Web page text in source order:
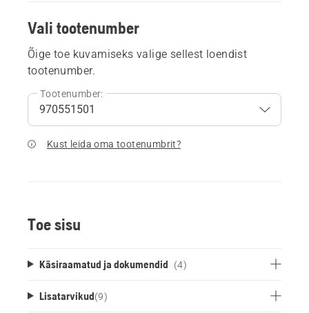
Vali tootenumber
Õige toe kuvamiseks valige sellest loendist
tootenumber.
Tootenumber:
Kust leida oma tootenumbrit?
Toe sisu
Käsiraamatud ja dokumendid (4)
Lisatarvikud(9)